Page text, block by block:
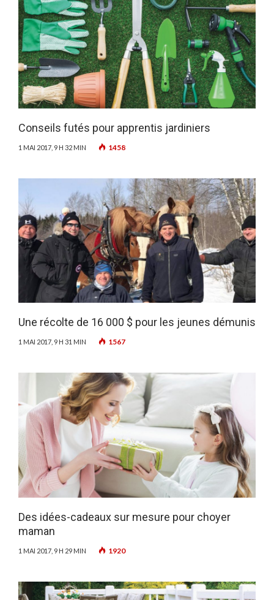
Conseils futés pour apprentis jardiniers
1 MAI 2017, 9 H 32 MIN 1458
Une récolte de 16 000 $ pour les jeunes démunis
1 MAI 2017, 9 H 31 MIN 1567
Des idées-cadeaux sur mesure pour choyer
maman
1 MAI 2017, 9 H 29 MIN 1920